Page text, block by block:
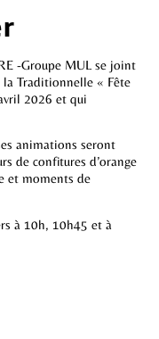
-Groupe MUL se joint
la Traditionnelle « Fête
2026 et qui
animations seront
de confitures d’orange
et moments de
à 10h, 10h45 et à